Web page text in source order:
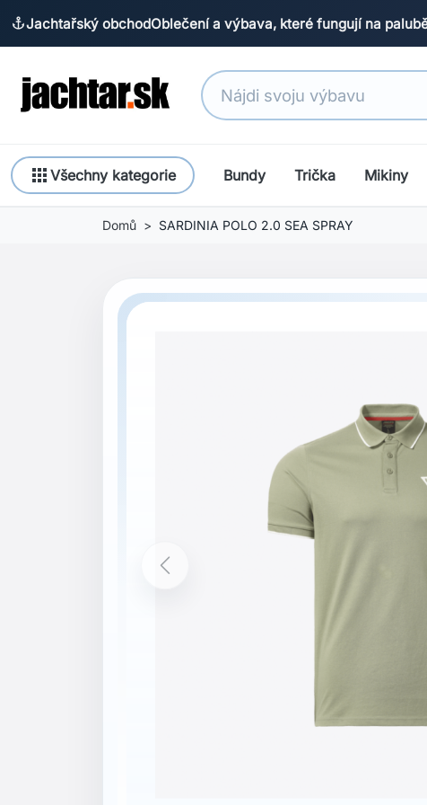
anchorJachtařský obchodOblečení a výbava, které fungují na
appsVšechny kategorie Bundy Trička Mikiny
Domů SARDINIA POLO 2.0 SEA SPRAY
Previous